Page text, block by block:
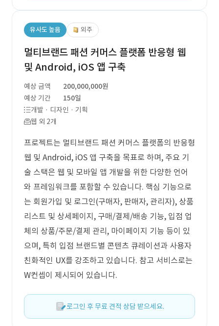
유사도 높음 외주
멀티브랜드 패션 커머스 플랫폼 반응형 웹
및 Android, iOS 앱 구축
예상 금액
200,000,000원
예상 기간
150일
개발 · 디자인 · 기획
웹 외 2개
프로젝트는 멀티브랜드 패션 커머스 플랫폼의 반응형
웹 및 Android, iOS 앱 구축을 목표로 하며, 주요 기
술 스택은 웹 및 모바일 앱 개발을 위한 다양한 언어
와 프레임워크를 포함할 수 있습니다. 핵심 기능으로
는 회원가입 및 로그인(구매자, 판매자, 관리자), 상품
리스트 및 상세페이지, 구매/결제/배송 기능, 입점 업
체의 상품/주문/결제 관리, 마이페이지 기능 등이 있
으며, 특히 입점 브랜드별 콘텐츠 큐레이션과 사용자
친화적인 UX를 강조하고 있습니다. 참고 서비스로는
W컨셉이 제시되어 있습니다.
로그인 후 무료 견적 상담 받으세요.